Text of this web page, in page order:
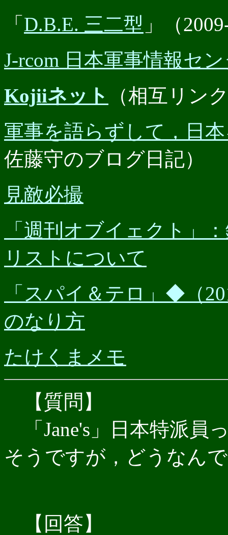
「 D.B.E. 三二型 」（
J-rcom 日本軍事情報セ
Kojiiネット
（相互リン
軍事を語らずして，日
佐藤守のブログ日記）
見敵必撮
「週刊オブイェクト」
リストについて
「スパイ＆テロ」◆（
のなり方
たけくまメモ
【質問】
「Jane's」日本特派員
そうですが，どうなん
【回答】